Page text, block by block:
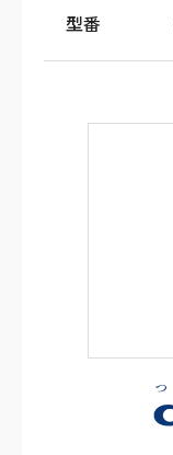
型番